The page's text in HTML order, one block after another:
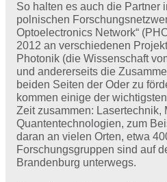
So halten es auch die Partner
polnischen
Optoelectronics Network“
2012 an verschiedenen
Photonik (die Wissenschaft
und andererseits die
beiden Seiten der Oder zu
kommen einige der
Zeit zusammen: Lasertechnik,
Quantentechnologien, zum
daran an vielen Orten, etwa
Forschungsgruppen sind auf
Brandenburg unterwegs.